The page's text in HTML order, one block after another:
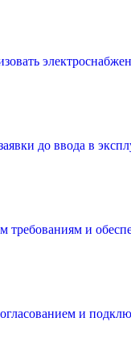
до ввода в
и
и